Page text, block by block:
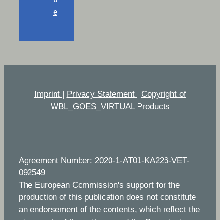
e
Imprint Privacy Statement
Copyright of
WBL_GOES_VIRTUAL Products
Agreement Number: 2020-1-AT01-KA226-VET-
092549
The European Commission's support for the
production of this publication does not constitute
an endorsement of the contents, which reflect the